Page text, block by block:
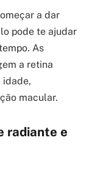
a dar
pode te ajudar
As
a retina
idade,
macular.
radiante e